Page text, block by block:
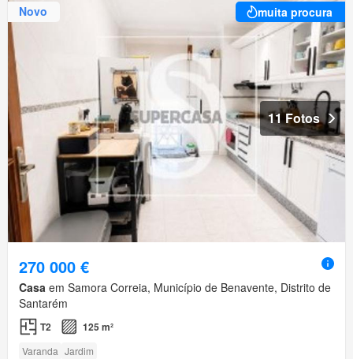
Novo muita procura
11 Fotos
270 000 €
Casa em Samora Correia, Município de Benavente, Distrito de
Santarém
T2 125 m²
Varanda Jardim